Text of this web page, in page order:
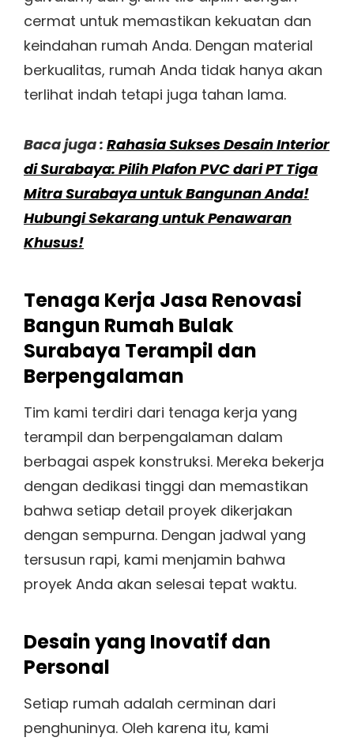
cermat untuk memastikan kekuatan dan
keindahan rumah Anda. Dengan material
berkualitas, rumah Anda tidak hanya akan
terlihat indah tetapi juga tahan lama.
Baca juga : Rahasia Sukses Desain Interior
di Surabaya: Pilih Plafon PVC dari PT Tiga
Mitra Surabaya untuk Bangunan Anda!
Hubungi Sekarang untuk Penawaran
Khusus!
Tenaga Kerja Jasa Renovasi
Bangun Rumah Bulak
Surabaya Terampil dan
Berpengalaman
Tim kami terdiri dari tenaga kerja yang
terampil dan berpengalaman dalam
berbagai aspek konstruksi. Mereka bekerja
dengan dedikasi tinggi dan memastikan
bahwa setiap detail proyek dikerjakan
dengan sempurna. Dengan jadwal yang
tersusun rapi, kami menjamin bahwa
proyek Anda akan selesai tepat waktu.
Desain yang Inovatif dan
Personal
Setiap rumah adalah cerminan dari
penghuninya. Oleh karena itu, kami